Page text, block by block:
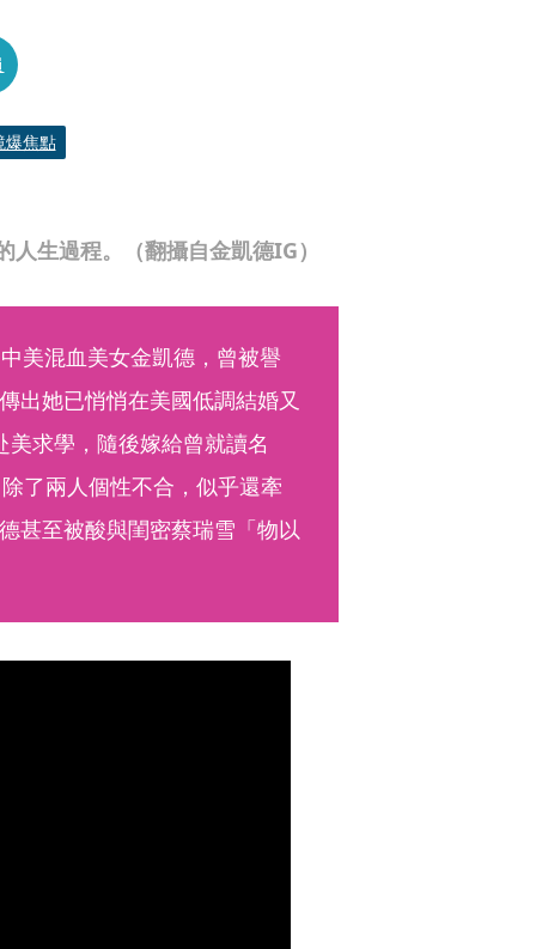
生過程。（翻攝自金凱德IG）
爆焦點
美混血美女金凱德，曾被譽
出她已悄悄在美國低調結婚又
求學，隨後嫁給曾就讀名
了兩人個性不合，似乎還牽
甚至被酸與閨密蔡瑞雪「物以